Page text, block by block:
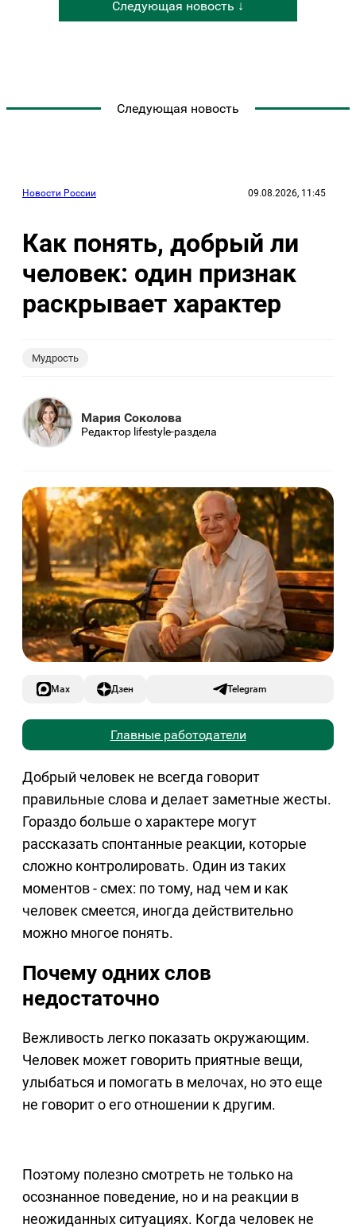
Следующая новость ↓
Следующая новость
Новости России 09.08.2026, 11:45
Как понять, добрый ли
человек: один признак
раскрывает характер
Мудрость
Мария Соколова
Редактор lifestyle-раздела
Max Дзен Telegram
Главные работодатели
Добрый человек не всегда говорит
правильные слова и делает заметные жесты.
Гораздо больше о характере могут
рассказать спонтанные реакции, которые
сложно контролировать. Один из таких
моментов - смех: по тому, над чем и как
человек смеется, иногда действительно
можно многое понять.
Почему одних слов
недостаточно
Вежливость легко показать окружающим.
Человек может говорить приятные вещи,
улыбаться и помогать в мелочах, но это еще
не говорит о его отношении к другим.
Поэтому полезно смотреть не только на
осознанное поведение, но и на реакции в
неожиданных ситуациях. Когда человек не